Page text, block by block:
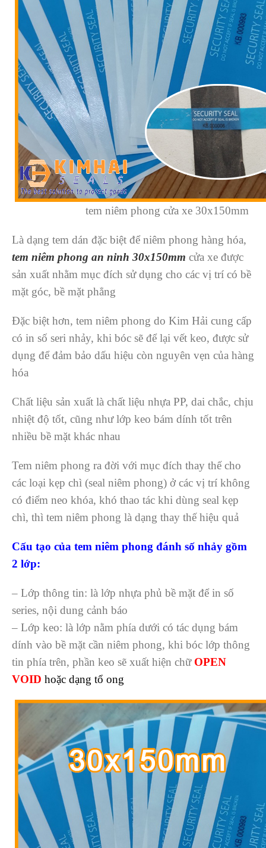
tem niêm phong cửa xe 30x150mm
Là dạng tem dán đặc biệt để niêm phong hàng hóa,
tem niêm phong an ninh 30x150mm cửa xe được
sản xuất nhằm mục đích sử dụng cho các vị trí có bề
mặt góc, bề mặt phẳng
Đặc biệt hơn, tem niêm phong do Kim Hải cung cấp
có in số seri nhảy, khi bóc sẽ để lại vết keo, được sử
dụng để đảm bảo dấu hiệu còn nguyên vẹn của hàng
hóa
Chất liệu sản xuất là chất liệu nhựa PP, dai chắc, chịu
nhiệt độ tốt, cũng như lớp keo bám dính tốt trên
nhiều bề mặt khác nhau
Tem niêm phong ra đời với mục đích thay thế cho
các loại kẹp chì (seal niêm phong) ở các vị trí không
có điểm neo khóa, khó thao tác khi dùng seal kẹp
chì, thì tem niêm phong là dạng thay thế hiệu quả
Cấu tạo của tem niêm phong đánh số nhảy gồm
2 lớp:
– Lớp thông tin: là lớp nhựa phủ bề mặt để in số
series, nội dung cảnh báo
– Lớp keo: là lớp nằm phía dưới có tác dụng bám
dính vào bề mặt cần niêm phong, khi bóc lớp thông
tin phía trên, phần keo sẽ xuất hiện chữ OPEN
VOID hoặc dạng tổ ong